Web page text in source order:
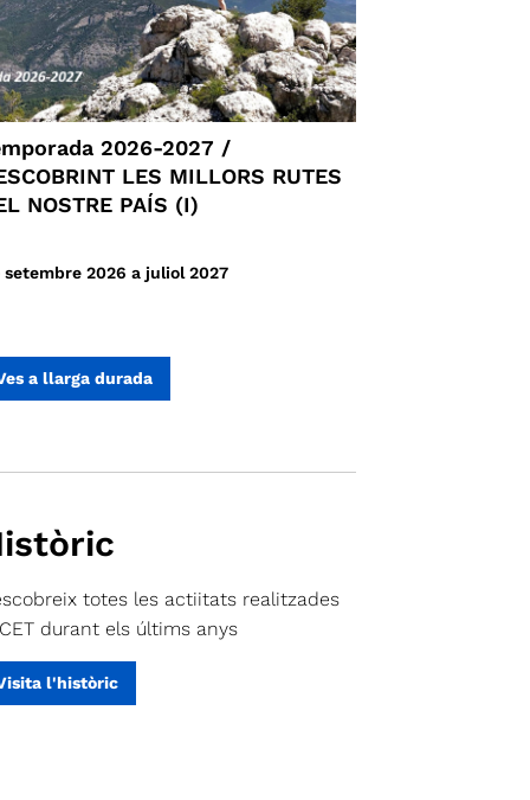
2026-2027 /
LES MILLORS RUTES
NOSTRE PAÍS (I)
setembre 2026 a juliol 2027
a llarga durada
totes les actiitats realitzades
durant els últims anys
l'històric